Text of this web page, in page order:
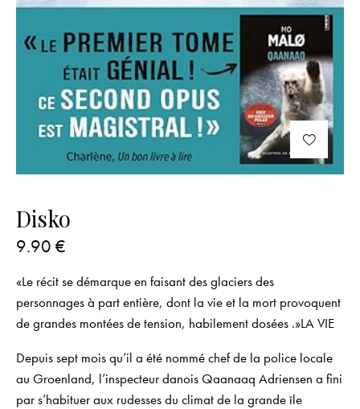
Disko
9.90 €
«Le récit se démarque en faisant des glaciers des
personnages à part entière, dont la vie et la mort provoquent
de grandes montées de tension, habilement dosées .»LA VIE
Depuis sept mois qu’il a été nommé chef de la police locale
au Groenland, l’inspecteur danois Qaanaaq Adriensen a fini
par s’habituer aux rudesses du climat de la grande île